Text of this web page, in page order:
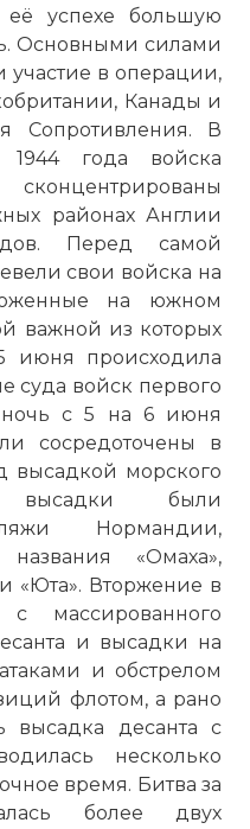
успехе большую
Основными силами
в операции,
Канады и
Сопротивления. В
года войска
районах Англии
Перед самой
свои войска на
на южном
важной из которых
июня происходила
суда войск первого
с 5 на 6 июня
сосредоточены в
морского
высадки были
Нормандии,
«Омаха»,
«Юта». Вторжение в
массированного
и высадки на
и обстрелом
флотом, а рано
высадка десанта с
несколько
время. Битва за
более двух